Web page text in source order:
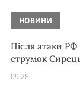
НОВИНИ
Після атаки РФ
струмок
09:28